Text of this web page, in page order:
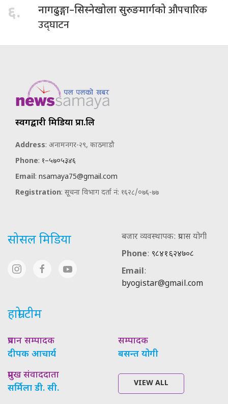
६. नागढुङ्गा–सिस्नेखोला सुरुङमार्गकोऔपचारिक
उद्घाटन
स्वर्गद्वारी मिडिया प्रा.लि
Address: अनामनगर-२९, काठमाडौ
Phone: १–५७०५३४६
Email: nsamaya75@gmail.com
Registration: सूचना विभाग दर्ता नं: १६२८/०७६-७७
सोसल मिडिया
बजार व्यवस्थापक: प्रयास योगी
Phone: ९८४१६२४७०८
Email:
byogistar@gmail.com
हाम्रो टीम
प्रधान सम्पादक
दीपक आचार्य
सम्पादक
बसन्त योगी
प्रमुख संवाददाता
सर्मिला डी. सी.
VIEW ALL